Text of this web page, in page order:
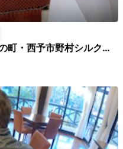
乙亥大相撲の化粧回し（シルクの町・西予市野村シルク博物館 ）展示品アップ